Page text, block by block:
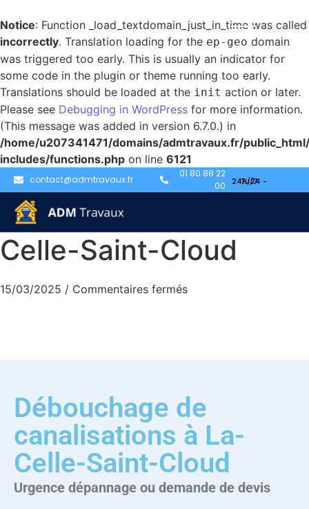
Notice: Function _load_textdomain_just_in_time was called
incorrectly. Translation loading for the ep-geo domain
was triggered too early. This is usually an indicator for
some code in the plugin or theme running too early.
Translations should be loaded at the init action or later.
Please see Debugging in WordPress for more information.
(This message was added in version 6.7.0.) in
/home/u207341471/domains/admtravaux.fr/
includes/functions.php on line 6121
contact@admtravaux.fr
01 80 88 22
00
Débouchage
canalisation à La-
Celle-Saint-Cloud
15/03/2025 / Commentaires fermés
Débouchage de
canalisations à La-
Celle-Saint-Cloud
Urgence dépannage ou demande de devis